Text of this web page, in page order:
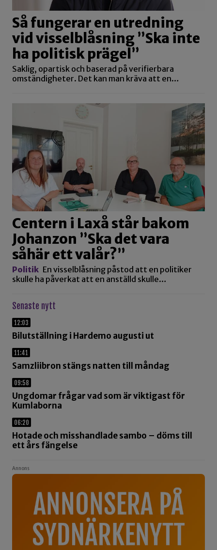
Så fungerar en utredning
vid visselblåsning ”Ska inte
ha politisk prägel”
Saklig, opartisk och baserad på verifierbara
omständigheter. Det kan man kräva att en…
Centern i Laxå står bakom
Johanzon ”Ska det vara
såhär ett valår?”
Politik En visselblåsning påstod att en politiker
skulle ha påverkat att en anställd skulle…
Senaste nytt
12:03
Bilutställning i Hardemo augusti ut
11:41
Samzliibron stängs natten till måndag
09:58
Ungdomar frågar vad som är viktigast för
Kumlaborna
06:20
Hotade och misshandlade sambo – döms till
ett års fängelse
Annons